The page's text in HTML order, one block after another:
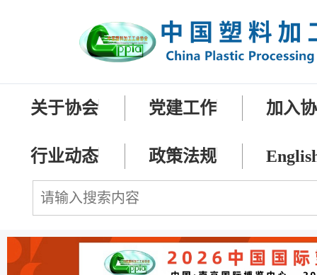
关于协会 党建工作 加入
行业动态 政策法规